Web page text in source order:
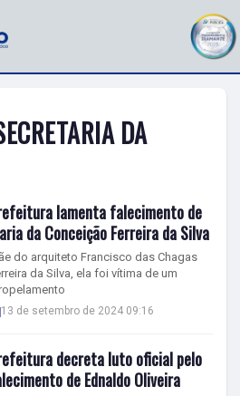
DA
lamenta falecimento de
da Conceição Ferreira da Silva
do arquiteto Francisco das Chagas
da Silva, ela foi vítima de um
13 de setembro de 2024 09:16
decreta luto oficial pelo
de Ednaldo Oliveira